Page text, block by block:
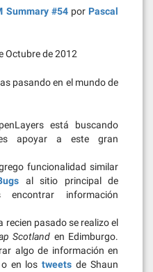
Summary #54por Pascal
Octubre de 2012
pasando en el mundo de
está buscando
apoyar a este gran
funcionalidad similar
al sitio principal de
encontrar información
recien pasado se realizo el
Scotland en Edimburgo.
algo de información en
o en lostweets de Shaun